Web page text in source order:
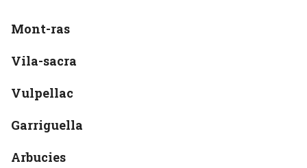
Mont-ras
Vila-sacra
Vulpellac
Garriguella
Arbucies